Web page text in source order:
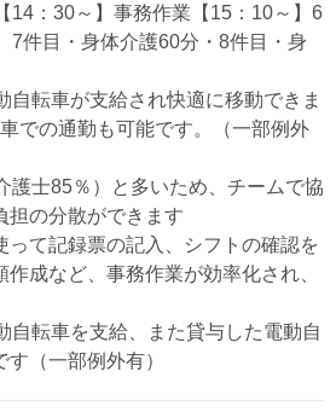
14：30～】事務作業【15：10～】6
7件目・身体介護60分・8件目・身
転車が支給され快適に移動できま
での通勤も可能です。（一部例外
士85％）と多いため、チームで協
担の分散ができます
て記録票の記入、シフトの確認を
成など、事務作業が効率化され、
転車を支給、また貸与した電動自
（一部例外有）